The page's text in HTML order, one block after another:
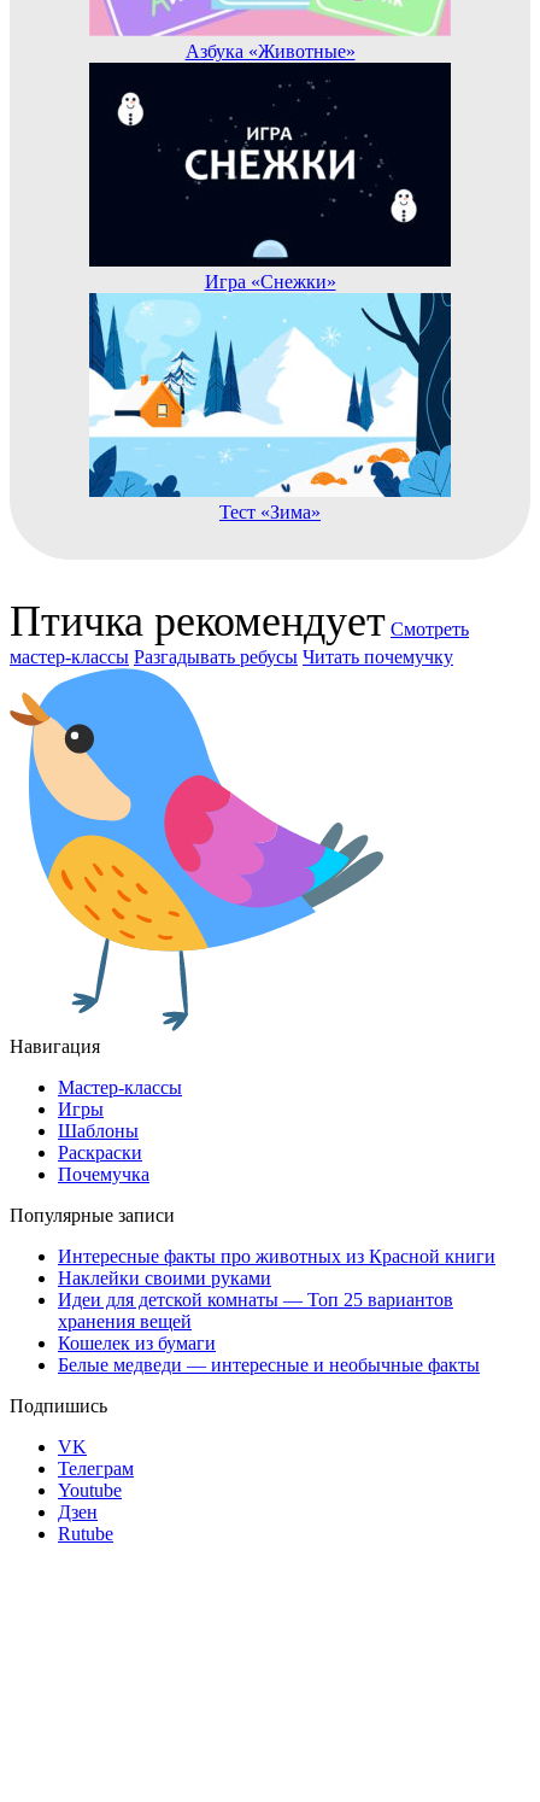
Азбука «Животные»
Игра «Снежки»
Тест «Зима»
Птичка рекомендует Смотреть
мастер-классы Разгадывать ребусы Читать почемучку
Навигация
Мастер-классы
Игры
Шаблоны
Раскраски
Почемучка
Популярные записи
Интересные факты про животных из Красной книги
Наклейки своими руками
Идеи для детской комнаты — Топ 25 вариантов
хранения вещей
Кошелек из бумаги
Белые медведи — интересные и необычные факты
Подпишись
VK
Телеграм
Youtube
Дзен
Rutube